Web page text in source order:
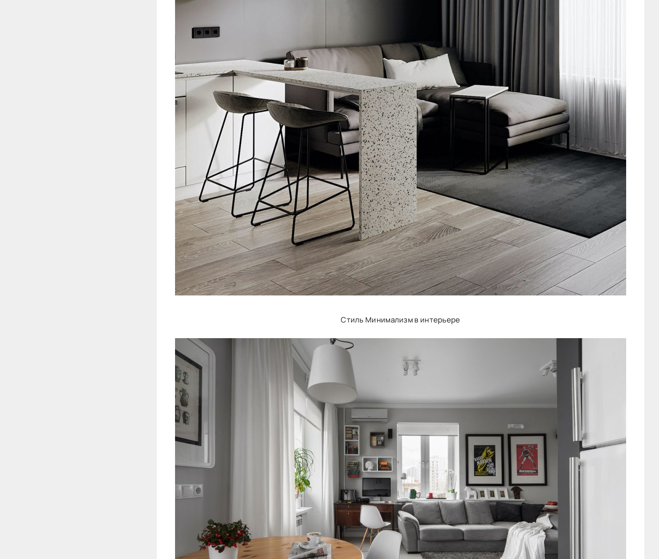
Стиль Минимализм в интерьере